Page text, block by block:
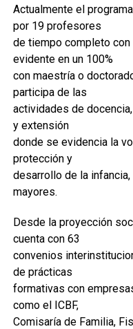
Actualmente el
por 19 profesores
de tiempo completo
evidente en un 100%
con maestría o
participa de las
actividades de
y extensión
donde se evidencia la
protección y
desarrollo de la
mayores.
Desde la proyección
cuenta con 63
convenios
de prácticas
formativas con
como el ICBF,
Comisaría de Familia,